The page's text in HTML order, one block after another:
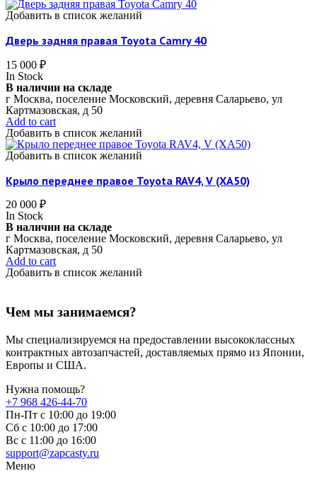
Добавить в список желаний
Дверь задняя правая Toyota Camry 40
15 000 ₽
In Stock
В наличии на складе
г Москва, поселение Московский, деревня Саларьево, ул
Картмазовская, д 50
Add to cart
Добавить в список желаний
Добавить в список желаний
Крыло переднее правое Toyota RAV4, V (XA50)
20 000 ₽
In Stock
В наличии на складе
г Москва, поселение Московский, деревня Саларьево, ул
Картмазовская, д 50
Add to cart
Добавить в список желаний
Чем мы занимаемся?
Мы специализируемся на предоставлении высококлассных
контрактных автозапчастей, доставляемых прямо из Японии,
Европы и США.
Нужна помощь?
+7 968 426-44-70
Пн-Пт с 10:00 до 19:00
Сб с 10:00 до 17:00
Вс c 11:00 до 16:00
support@zapcasty.ru
Меню